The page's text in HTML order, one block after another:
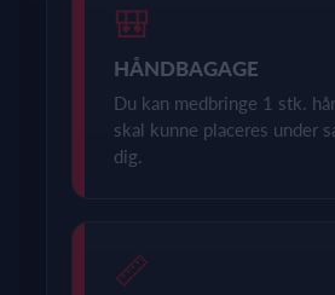
🎒
HÅNDBAGAGE
Du kan medbringe 1 stk.
skal kunne placeres under
dig.
📏